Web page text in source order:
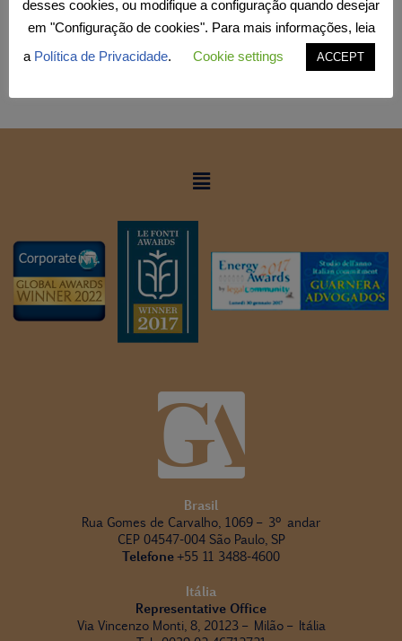
Brasil
Rua Gomes de Carvalho, 1069 – 3º andar
CEP 04547-004 São Paulo, SP
Telefone+55 11 3488-4600
Itália
Representative Office
Via Vincenzo Monti, 8, 20123 – Milão – Itália
desses cookies, ou modifique a configuração quando desejar
em "Configuração de cookies". Para mais informações, leia
a Política de Privacidade. Cookie settings ACCEPT